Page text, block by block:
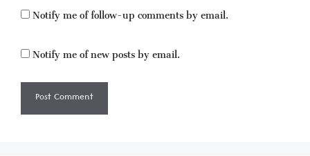
Notify me of follow-up comments by email.
Notify me of new posts by email.